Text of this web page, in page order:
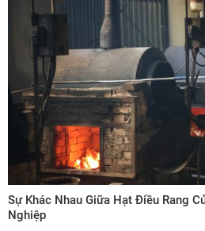
Sự Khác Nhau Giữa Hạt Điều Rang
Nghiệp